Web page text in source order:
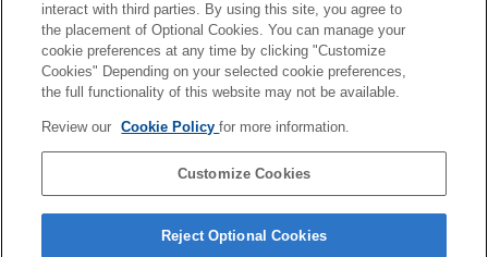
Si vous avez des problèmes
Pour plus d’informations sur la conformité aux lois sur
Accessibilité en France : conformité partielle
https://helpguide.sony.net/accessibility/france/v1/fr/index.h
interact with third parties. By using this site, you agree to
the placement of Optional Cookies. You can manage your
cookie preferences at any time by clicking "Customize
Cookies" Depending on your selected cookie preferences,
the full functionality of this website may not be available.
Review our Cookie Policyfor more information.
Customize Cookies
Reject Optional Cookies